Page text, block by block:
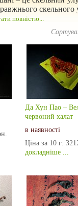
повністю...
Да Хун Пао –
червоний халат
в наявності
Ціна за 10 г:
докладніше ...